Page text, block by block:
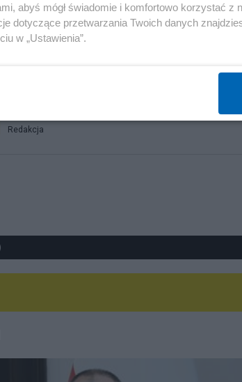
zbojkotuje wybór nowego prezydenta Węgier.
legalnym"
Redakcja
abyś mógł świadomie i komfortowo korzystać z
dotyczące przetwarzania Twoich danych
w „Ustawienia”.